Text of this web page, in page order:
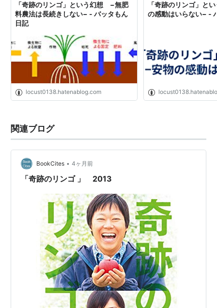
「奇跡のリンゴ」という幻想 −無肥
料農法は長続きしない− - バッタもん
日記
locust0138.hatenablog.com
「奇跡のリンゴ」と
の感動はいらない− -
関連ブログ
BookCites • 4ヶ月前
「奇跡のリンゴ 」 2013